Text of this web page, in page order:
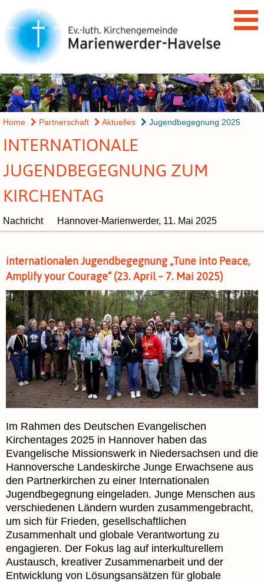
Home Partnerschaft Aktuelles Jugendbegegnung 2025
INTERNATIONALE
JUGENDBEGEGNUNG ZUM
KIRCHENTAG
Nachricht Hannover-Marienwerder, 11. Mai 2025
internationalen Jugendbegegnung „Tune into Peace,
Amplify your Courage“ (23. April – 7. Mai 2025)
Im Rahmen des Deutschen Evangelischen
Kirchentages 2025 in Hannover haben das
Evangelische Missionswerk in Niedersachsen und die
Hannoversche Landeskirche Junge Erwachsene aus
den Partnerkirchen zu einer Internationalen
Jugendbegegnung eingeladen. Junge Menschen aus
verschiedenen Ländern wurden zusammengebracht,
um sich für Frieden, gesellschaftlichen
Zusammenhalt und globale Verantwortung zu
engagieren. Der Fokus lag auf interkulturellem
Austausch, kreativer Zusammenarbeit und der
Entwicklung von Lösungsansätzen für globale